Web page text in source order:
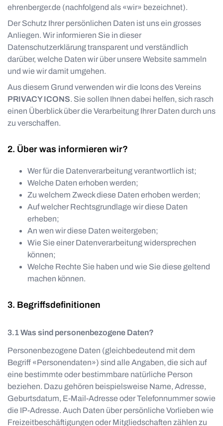
ehrenberger.de (nachfolgend als «wir» bezeichnet).
Der Schutz Ihrer persönlichen Daten ist uns ein grosses
Anliegen. Wir informieren Sie in dieser
Datenschutzerklärung transparent und verständlich
darüber, welche Daten wir über unsere Website sammeln
und wie wir damit umgehen.
Aus diesem Grund verwenden wir die Icons des Vereins
PRIVACY ICONS. Sie sollen Ihnen dabei helfen, sich rasch
einen Überblick über die Verarbeitung Ihrer Daten durch uns
zu verschaffen.
Über was informieren wir?
Wer für die Datenverarbeitung verantwortlich ist;
Welche Daten erhoben werden;
Zu welchem Zweck diese Daten erhoben werden;
Auf welcher Rechtsgrundlage wir diese Daten
erheben;
An wen wir diese Daten weitergeben;
Wie Sie einer Datenverarbeitung widersprechen
können;
Welche Rechte Sie haben und wie Sie diese geltend
machen können.
Begriffsdefinitionen
Was sind personenbezogene Daten?
Personenbezogene Daten (gleichbedeutend mit dem
Begriff «Personendaten») sind alle Angaben, die sich auf
eine bestimmte oder bestimmbare natürliche Person
beziehen. Dazu gehören beispielsweise Name, Adresse,
Geburtsdatum, E-Mail-Adresse oder Telefonnummer sowie
die IP-Adresse. Auch Daten über persönliche Vorlieben wie
Freizeitbeschäftigungen oder Mitgliedschaften zählen zu